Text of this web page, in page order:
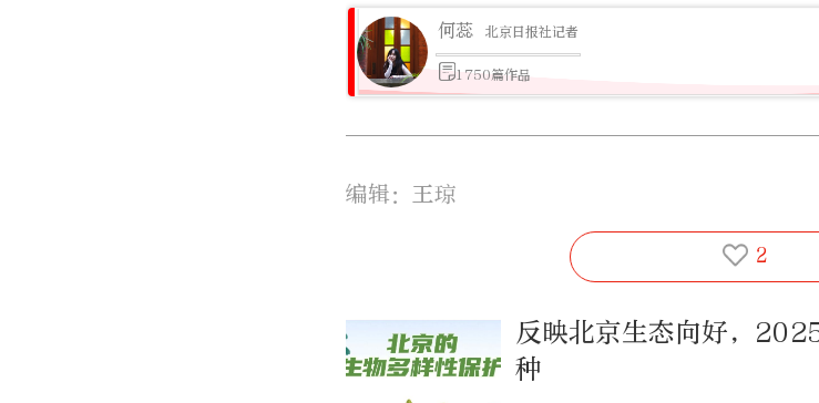
何蕊 北京日报社记者
1750篇作品
编辑：王琼
2
反映北京生态向好，
种